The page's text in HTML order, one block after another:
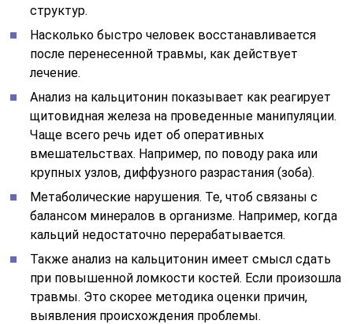
структур.
Насколько быстро человек восстанавливается
после перенесенной травмы, как действует
лечение.
Анализ на кальцитонин показывает как реагирует
щитовидная железа на проведенные манипуляции.
Чаще всего речь идет об оперативных
вмешательствах. Например, по поводу рака или
крупных узлов, диффузного разрастания (зоба).
Метаболические нарушения. Те, чтоб связаны с
балансом минералов в организме. Например, когда
кальций недостаточно перерабатывается.
Также анализ на кальцитонин имеет смысл сдать
при повышенной ломкости костей. Если произошла
травмы. Это скорее методика оценки причин,
выявления происхождения проблемы.